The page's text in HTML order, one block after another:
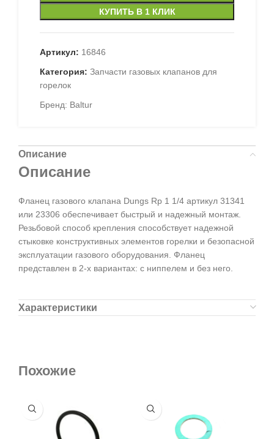
КУПИТЬ В 1 КЛИК
Артикул: 16846
Категория: Запчасти газовых клапанов для
горелок
Бренд: Baltur
Описание
Описание
Фланец газового клапана Dungs Rp 1 1/4 артикул 31341
или 23306 обеспечивает быстрый и надежный монтаж.
Резьбовой способ крепления способствует надежной
стыковке конструктивных элементов горелки и безопасной
эксплуатации газового оборудования. Фланец
представлен в 2-х вариантах: с ниппелем и без него.
Характеристики
Похожие